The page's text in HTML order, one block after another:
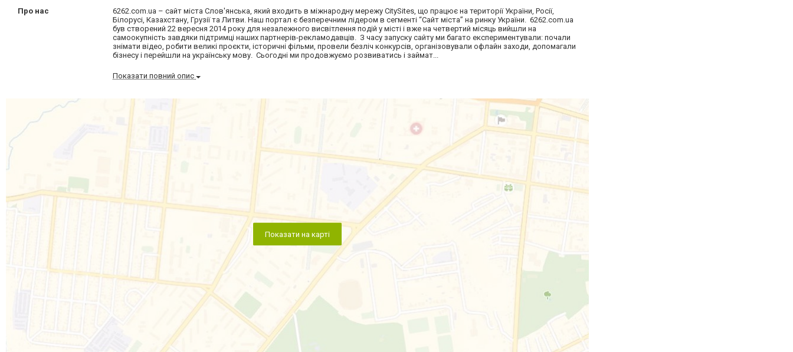
Про нас
6262.com.ua – сайт міста Слов'янська, який входить в міжнародну мережу CitySites, що працює на території України, Росії,
Білорусі, Казахстану, Грузії та Литви. Наш портал є безперечним лідером в сегменті “Сайт міста” на ринку України. 6262.com.ua
був створений 22 вересня 2014 року для незалежного висвітлення подій у місті і вже на четвертий місяць вийшли на
самоокупність завдяки підтримці наших партнерів-рекламодавців. З часу запуску сайту ми багато експериментували: почали
знімати відео, робити великі проєкти, історичні фільми, провели безліч конкурсів, організовували офлайн заходи, допомагали
бізнесу і перейшли на українську мову. Сьогодні ми продовжуємо розвиватись і займат...
Показати повний опис
Показати на карті